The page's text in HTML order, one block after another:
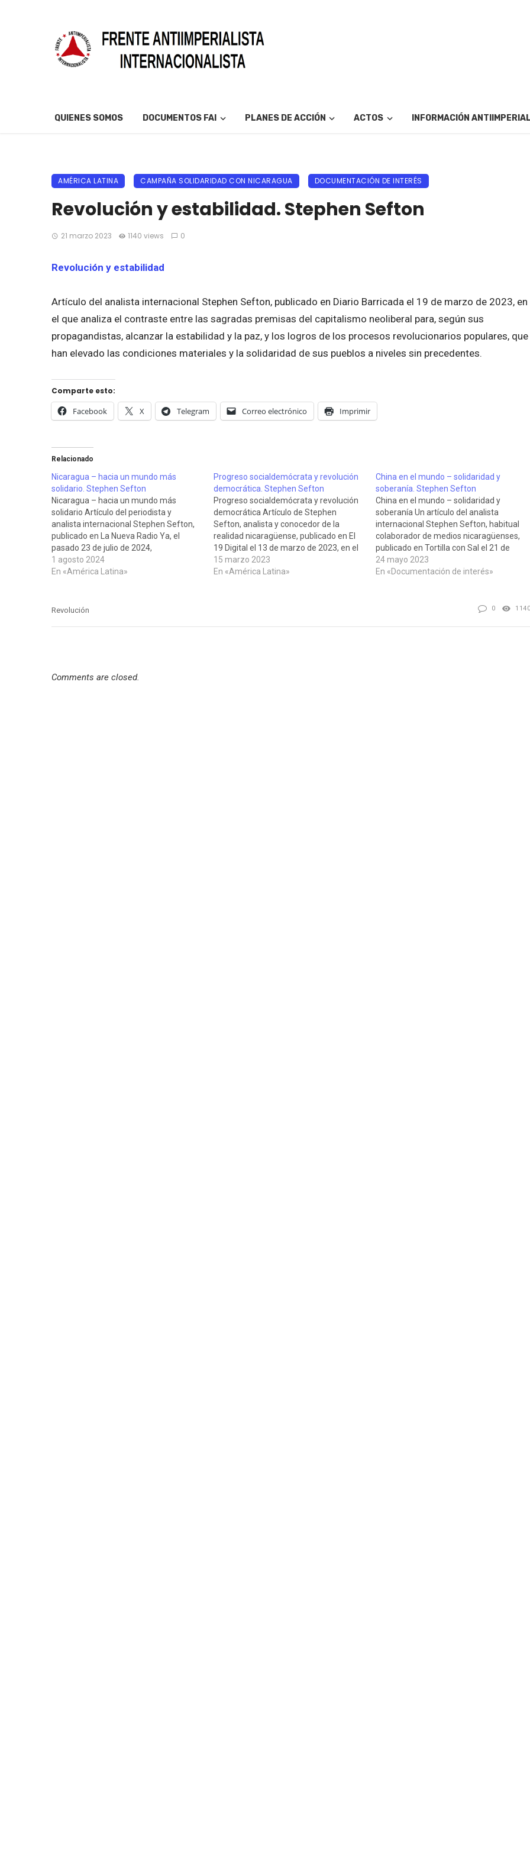
QUIENES SOMOS DOCUMENTOS FAI PLANES DE ACCIÓN ACTOS INFORMACIÓN
AMÉRICA LATINA CAMPAÑA SOLIDARIDAD CON NICARAGUA DOCUMENTACIÓN DE INTERÉS
Revolución y estabilidad. Stephen Sefton
21 marzo 2023 1140 views 0
Revolución y estabilidad
Artículo del analista internacional Stephen Sefton, publicado en Diario Barricada el 19 de marzo de 2023, en
el que analiza el contraste entre las sagradas premisas del capitalismo neoliberal para, según sus
propagandistas, alcanzar la estabilidad y la paz, y los logros de los procesos revolucionarios populares, que
han elevado las condiciones materiales y la solidaridad de sus pueblos a niveles sin precedentes.
Comparte esto:
Facebook X Telegram Correo electrónico Imprimir
Relacionado
Nicaragua – hacia un mundo más
solidario. Stephen Sefton
Nicaragua – hacia un mundo más
solidario Artículo del periodista y
analista internacional Stephen Sefton,
publicado en La Nueva Radio Ya, el
pasado 23 de julio de 2024,
comentando las muchas razones para
considerar el Acto de Conmemoración
1 agosto 2024
En «América Latina»
Progreso socialdemócrata y revolución
democrática. Stephen Sefton
Progreso socialdemócrata y revolución
democrática Artículo de Stephen
Sefton, analista y conocedor de la
realidad nicaragüense, publicado en El
19 Digital el 13 de marzo de 2023, en el
que comenta la evidencia de que
únicamente los países
15 marzo 2023
En «América Latina»
China en el mundo – solidaridad y
soberanía. Stephen Sefton
China en el mundo – solidaridad y
soberanía Un artículo del analista
internacional Stephen Sefton, habitual
colaborador de medios nicaragüenses,
publicado en Tortilla con Sal el 21 de
mayo de 2023, en el que da cuenta de la
seria advertencia de China a EEUU y sus
24 mayo 2023
En «Documentación de interés»
Revolución 0 1140
Comments are closed.